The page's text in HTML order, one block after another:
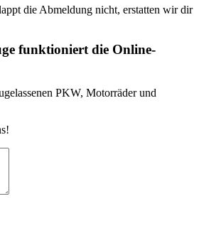
die Abmeldung nicht, erstatten wir dir
funktioniert die Online-
PKW, Motorräder und